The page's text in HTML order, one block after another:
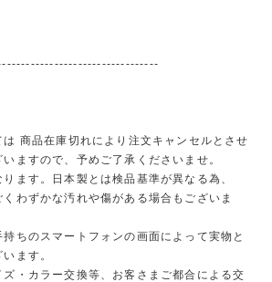
は 商品在庫切れにより注文キャンセルとさせ
ますので、予めご了承くださいませ。
ります。日本製とは検品基準が異なる為、
わずかな汚れや傷がある場合もございま
持ちのスマートフォンの画面によって実物と
ます。
ズ・カラー交換等、お客さまご都合による交